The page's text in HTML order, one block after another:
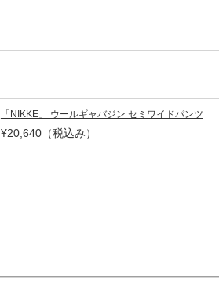
「NIKKE」 ウールギャバジン セミワイドパンツ
¥20,640（税込み）